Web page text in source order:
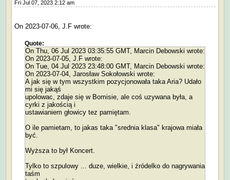
Fri Jul 07, 2023 2:12 am
On 2023-07-06, J.F wrote:
Quote:
On Thu, 06 Jul 2023 03:35:55 GMT, Marcin Debowski wrote:
On 2023-07-05, J.F wrote:
On Tue, 04 Jul 2023 23:48:00 GMT, Marcin Debowski wrote:
On 2023-07-04, Jarosław Sokołowski wrote:
A jak się w tym wszystkim pozycjonowała taka Aria? Udało
mi się jakąś
upolowac, zdaje się w Bomisie, ale coś uzywana była, a
cyrki z jakością i
ustawianiem głowicy tez pamiętam.
O ile pamietam, to jakas taka "srednia klasa" krajowa miała
być.
Wyższa to był Koncert.
Tylko to szpulowy ... duze, wielkie, i źródelko do nagrywania
taśm